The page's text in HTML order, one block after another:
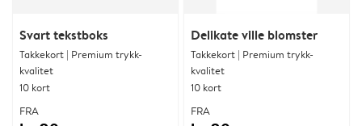
Svart tekstboks
Takkekort | Premium trykk-
kvalitet
10 kort
FRA
Delikate ville blomster
Takkekort | Premium trykk-
kvalitet
10 kort
FRA